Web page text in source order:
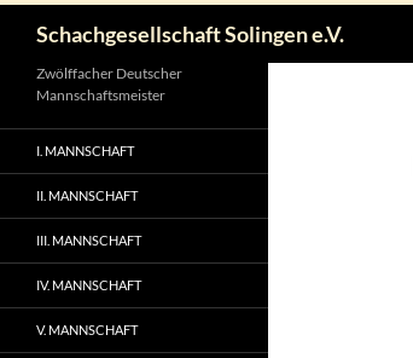
Schachgesellschaft Solingen e.V.
Zwölffacher Deutscher
Mannschaftsmeister
I. MANNSCHAFT
II. MANNSCHAFT
III. MANNSCHAFT
IV. MANNSCHAFT
V. MANNSCHAFT